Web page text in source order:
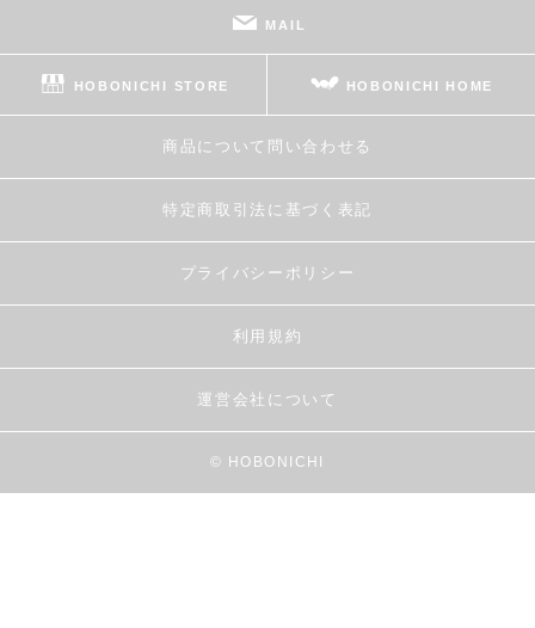
MAIL
HOBONICHI STORE HOBONICHI HOME
商品について問い合わせる
特定商取引法に基づく表記
プライバシーポリシー
利用規約
運営会社について
© HOBONICHI